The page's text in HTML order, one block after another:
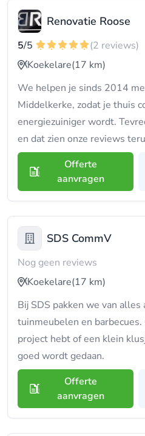
Renovatie Roose
5/5
(2 reviews)
Koekelare(17 km)
We helpen je sinds 2014
Middelkerke, zodat je thuis
energiezuiniger wordt.
en dat zien onze reviews
Offerte
aanvragen
SDS CommV
Nog geen reviews
Koekelare(17 km)
Bij SDS pakken we van
tuinmeubelen en
project hebt of een klein
goed wordt gedaan.
Offerte
aanvragen